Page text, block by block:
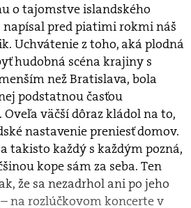
o tajomstve islandského
napísal pred piatimi rokmi náš
Uchvátenie z toho, aká plodná
hudobná scéna krajiny s
než Bratislava, bola
podstatnou časťou
väčší dôraz kládol na to,
nastavenie preniesť domov.
takisto každý s každým pozná,
kope sám za seba. Ten
že sa nezadrhol ani po jeho
na rozlúčkovom koncerte v